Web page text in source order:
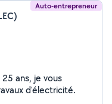
Auto-entrepreneur
ans, je vous
d'électricité.